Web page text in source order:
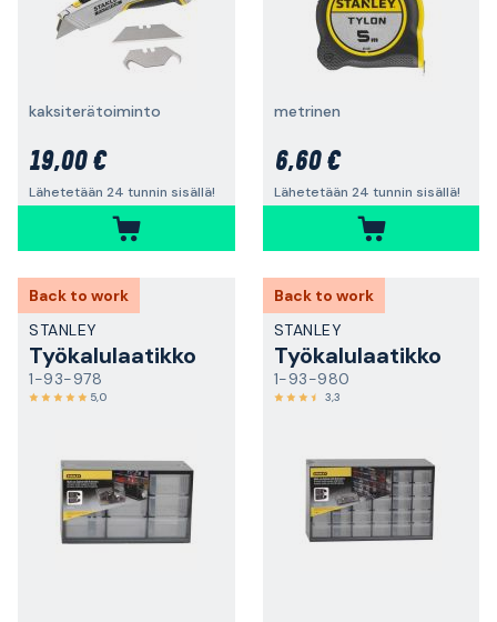
kaksiterätoiminto
19,00 €
Lähetetään 24 tunnin sisällä!
metrinen
6,60 €
Lähetetään 24 tunnin sisällä!
Back to work
STANLEY
Työkalulaatikko
1-93-978
5,0
Back to work
STANLEY
Työkalulaatikko
1-93-980
3,3